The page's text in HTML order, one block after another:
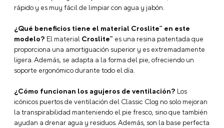
Escribe un comentario
ENVIAR COMENTARIO
rápido y es muy fácil de limpiar con agua y jabón.
¿Qué beneficios tiene el material Croslite™ en este
modelo? El material Croslite™ es una resina patentada que
proporciona una amortiguación superior y es extremadamente
ligera. Además, se adapta a la forma del pie, ofreciendo un
soporte ergonómico durante todo el día.
¿Cómo funcionan los agujeros de ventilación? Los
icónicos puertos de ventilación del Classic Clog no solo mejoran
la transpirabilidad manteniendo el pie fresco, sino que también
ayudan a drenar agua y residuos. Además, son la base perfecta